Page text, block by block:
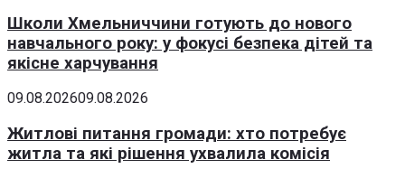
Школи Хмельниччини готують до нового
навчального року: у фокусі безпека дітей та
якісне харчування
09.08.202609.08.2026
Житлові питання громади: хто потребує
житла та які рішення ухвалила комісія